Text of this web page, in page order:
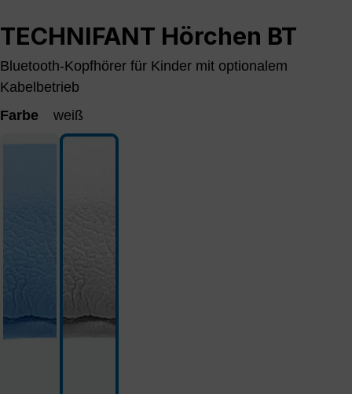
TECHNIFANT Hörchen BT
Bluetooth-Kopfhörer für Kinder mit optionalem
Kabelbetrieb
Farbe
weiß